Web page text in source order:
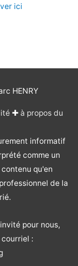
ici
HENRY
✚ à propos du
informatif
comme un
qu'en
de la
pour nous,
: